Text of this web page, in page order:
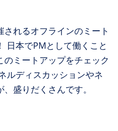
れるオフラインのミート
日本でPMとして働くこと
ミートアップをチェック
ルディスカッションやネ
盛りだくさんです。